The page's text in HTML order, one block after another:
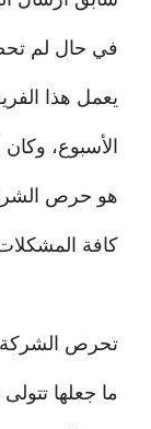
في حال لم
الأسبوع،
هو حرص
كافة
تحرص الشركة
ما جعلها